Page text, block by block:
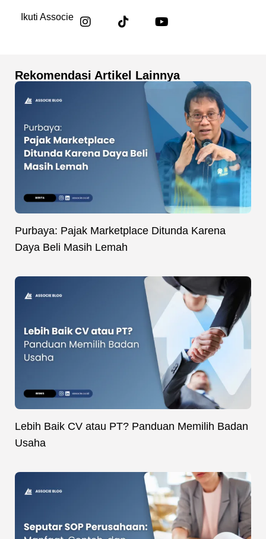
Ikuti Associe
Rekomendasi Artikel Lainnya
Purbaya: Pajak Marketplace Ditunda Karena
Daya Beli Masih Lemah
Lebih Baik CV atau PT? Panduan Memilih Badan
Usaha